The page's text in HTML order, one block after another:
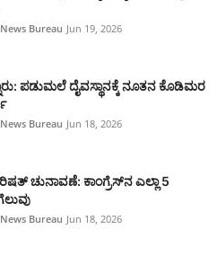
Bureau Jun 19, 2026
ಪಡುಮಲೆ ದೈವಸ್ಥಾನಕ್ಕೆ ನೂತನ ಕೊಡಿಮರ
Bureau Jun 18, 2026
ಚುನಾವಣೆ: ಕಾಂಗ್ರೆಸ್‌ನ ಎಲ್ಲಾ 5
Bureau Jun 18, 2026